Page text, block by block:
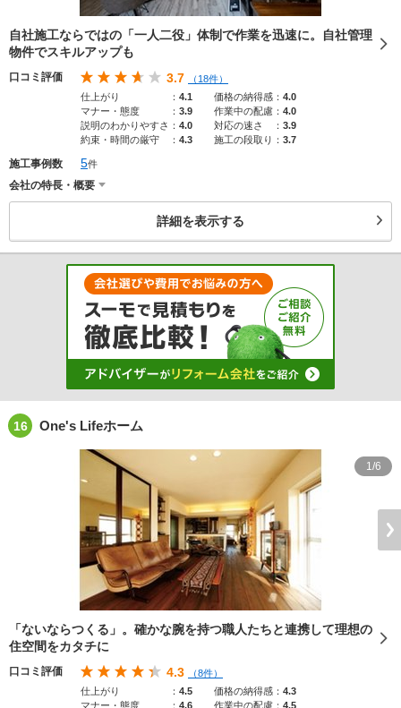
自社施工ならではの「一人二役」体制で作業を迅速に。自社管理
物件でスキルアップも
口コミ評価 3.7
（18件）
仕上がり
： 4.1 価格の納得感 ： 4.0
マナー・態度
： 3.9 作業中の配慮 ： 4.0
説明のわかりやすさ ： 4.0 対応の速さ ： 3.9
約束・時間の厳守
： 4.3 施工の段取り ： 3.7
施工事例数 5件
会社の特長・概要
詳細を表示する
16 One's Lifeホーム
1/6
「ないならつくる」。確かな腕を持つ職人たちと連携して理想の
住空間をカタチに
口コミ評価 4.3
（8件）
仕上がり
： 4.5 価格の納得感 ： 4.3
マナー・態度
： 4.6 作業中の配慮 ： 4.5